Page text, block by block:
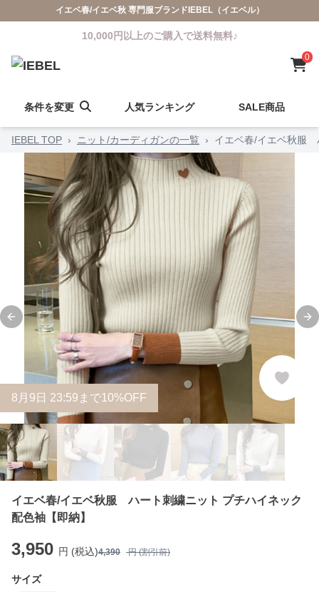
イエベ春/イエベ秋 専門服ブランドIEBEL（イエベル）
10,000円以上のご購入で送料無料♪
0
条件を変更 人気ランキング SALE商品
IEBEL TOP › ニット/カーディガンの一覧 › イエベ春/イエベ秋服
Previous slide
8 月 9 日 23:59まで10%OFF
イエベ春/イエベ秋服 ハート刺繍ニット プチハイネック
配色袖【即納】
3,950 円 (税込)4,390 円 (割引前)
サイズ